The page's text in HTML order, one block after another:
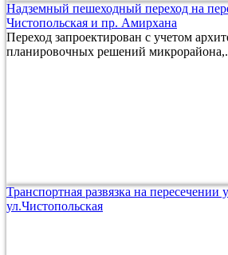
Надземный пешеходный переход на
Чистопольская и пр. Амирхана
Переход запроектирован с учетом
планировочных решений
Транспортная развязка на пересечении
ул.Чистопольская